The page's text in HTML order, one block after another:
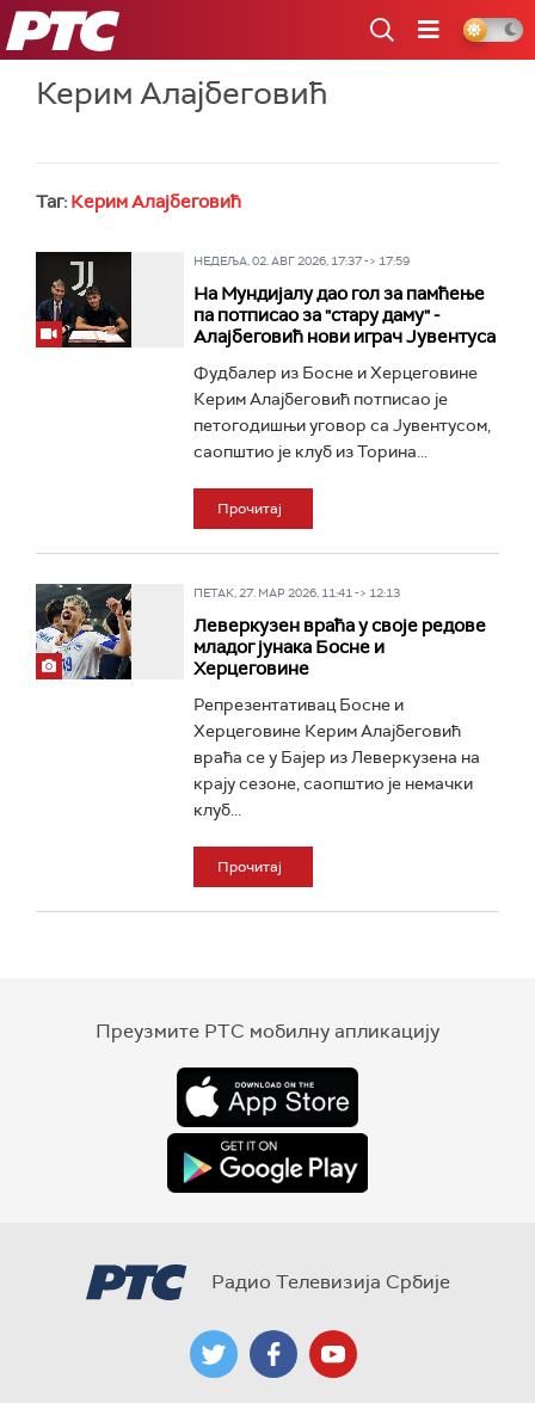
РТС
Керим Алајбеговић
Таг: Керим Алајбеговић
НЕДЕЉА, 02. АВГ 2026, 17:37 -> 17:59
На Мундијалу дао гол за памћење
па потписао за "стару даму" -
Алајбеговић нови играч Јувентуса
Фудбалер из Босне и Херцеговине
Керим Алајбеговић потписао је
петогодишњи уговор са Јувентусом,
саопштио је клуб из Торина...
Прочитај
ПЕТАК, 27. МАР 2026, 11:41 -> 12:13
Леверкузен враћа у своје редове
младог јунака Босне и
Херцеговине
Репрезентативац Босне и
Херцеговине Керим Алајбеговић
враћа се у Бајер из Леверкузена на
крају сезоне, саопштио је немачки
клуб...
Прочитај
Преузмите РТС мобилну апликацију
Радио Телевизија Србије